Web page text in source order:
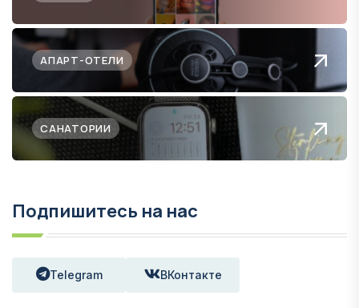
АПАРТ-ОТЕЛИ
САНАТОРИИ
Подпишитесь на нас
Telegram ВКонтакте